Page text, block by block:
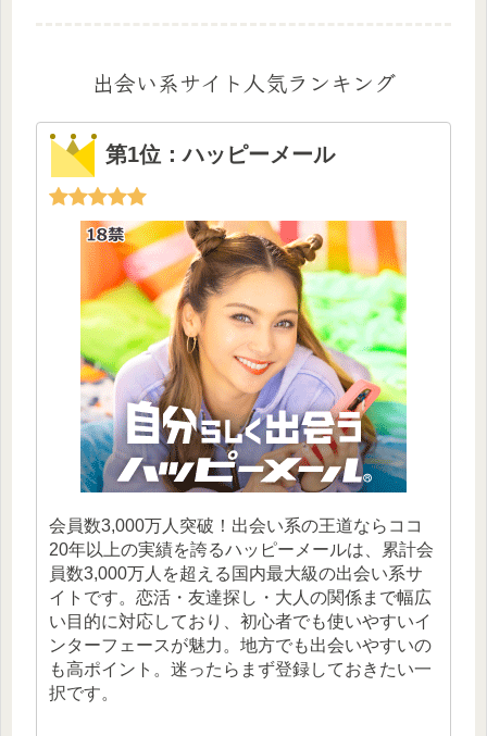
出会い系サイト人気ランキング
第1位：ハッピーメール
会員数3,000万人突破！出会い系の王道ならココ
20年以上の実績を誇るハッピーメールは、累計会
員数3,000万人を超える国内最大級の出会い系サ
イトです。恋活・友達探し・大人の関係まで幅広
い目的に対応しており、初心者でも使いやすいイ
ンターフェースが魅力。地方でも出会いやすいの
も高ポイント。迷ったらまず登録しておきたい一
択です。